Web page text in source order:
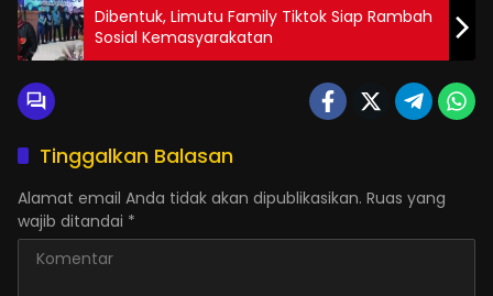
Dibentuk, Limutu Family Tiktok Siap Rambah
Sosial Kemasyarakatan
Tinggalkan Balasan
Alamat email Anda tidak akan dipublikasikan. Ruas yang
wajib ditandai *